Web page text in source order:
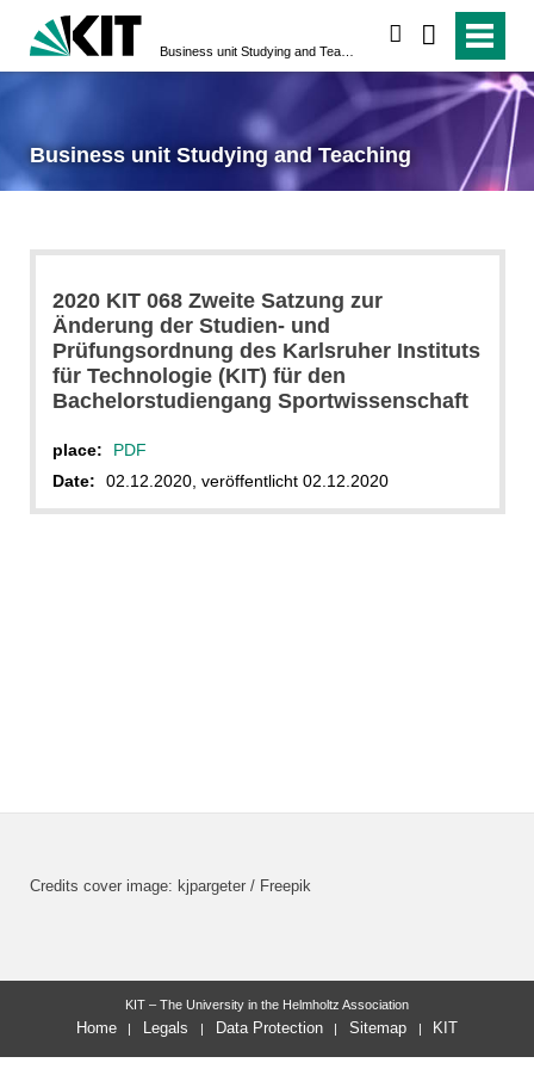
Business unit Studying and Teaching
2020 KIT 068 Zweite Satzung zur
Änderung der Studien- und
Prüfungsordnung des Karlsruher Instituts
für Technologie (KIT) für den
Bachelorstudiengang Sportwissenschaft
place:
PDF
Date:
02.12.2020, veröffentlicht 02.12.2020
Credits cover image: kjpargeter / Freepik
KIT – The University in the Helmholtz Association
Home Legals Data Protection Sitemap KIT